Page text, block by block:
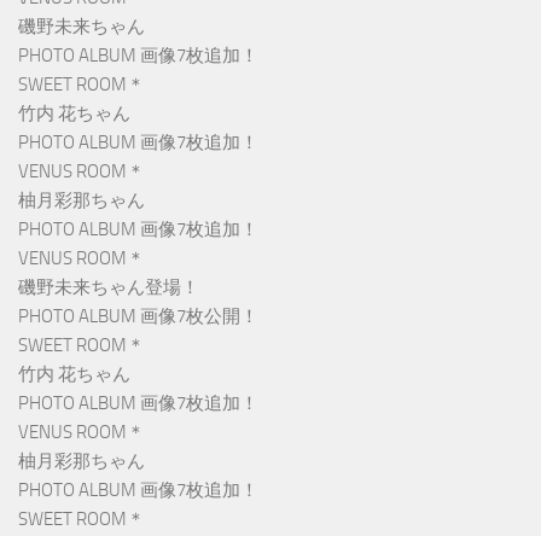
磯野未来ちゃん
PHOTO ALBUM 画像7枚追加！
SWEET ROOM＊
竹内 花ちゃん
PHOTO ALBUM 画像7枚追加！
VENUS ROOM＊
柚月彩那ちゃん
PHOTO ALBUM 画像7枚追加！
VENUS ROOM＊
磯野未来ちゃん登場！
PHOTO ALBUM 画像7枚公開！
SWEET ROOM＊
竹内 花ちゃん
PHOTO ALBUM 画像7枚追加！
VENUS ROOM＊
柚月彩那ちゃん
PHOTO ALBUM 画像7枚追加！
SWEET ROOM＊